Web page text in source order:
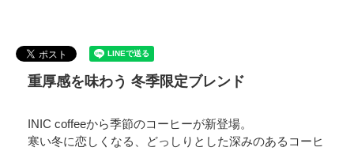
重厚感を味わう 冬季限定ブレンド
INIC coffeeから季節のコーヒーが新登場。
寒い冬に恋しくなる、どっしりとした深みのあるコーヒ